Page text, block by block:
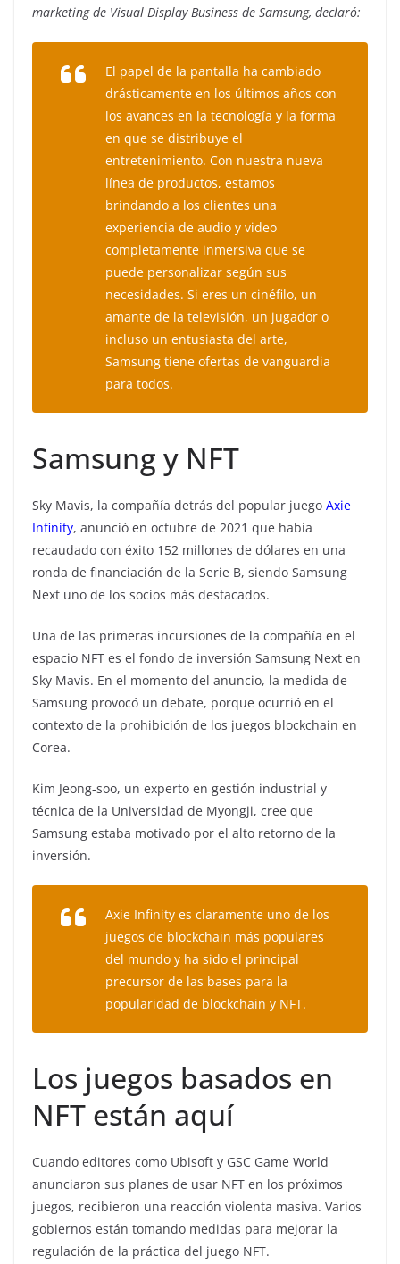
marketing de Visual Display Business de Samsung, declaró:
El papel de la pantalla ha cambiado
drásticamente en los últimos años con
los avances en la tecnología y la forma
en que se distribuye el
entretenimiento. Con nuestra nueva
línea de productos, estamos
brindando a los clientes una
experiencia de audio y video
completamente inmersiva que se
puede personalizar según sus
necesidades. Si eres un cinéfilo, un
amante de la televisión, un jugador o
incluso un entusiasta del arte,
Samsung tiene ofertas de vanguardia
para todos.
Samsung y NFT
Sky Mavis, la compañía detrás del popular juego Axie
Infinity, anunció en octubre de 2021 que había
recaudado con éxito 152 millones de dólares en una
ronda de financiación de la Serie B, siendo Samsung
Next uno de los socios más destacados.
Una de las primeras incursiones de la compañía en el
espacio NFT es el fondo de inversión Samsung Next en
Sky Mavis. En el momento del anuncio, la medida de
Samsung provocó un debate, porque ocurrió en el
contexto de la prohibición de los juegos blockchain en
Corea.
Kim Jeong-soo, un experto en gestión industrial y
técnica de la Universidad de Myongji, cree que
Samsung estaba motivado por el alto retorno de la
inversión.
Axie Infinity es claramente uno de los
juegos de blockchain más populares
del mundo y ha sido el principal
precursor de las bases para la
popularidad de blockchain y NFT.
Los juegos basados ​​en
NFT están aquí
Cuando editores como Ubisoft y GSC Game World
anunciaron sus planes de usar NFT en los próximos
juegos, recibieron una reacción violenta masiva. Varios
gobiernos están tomando medidas para mejorar la
regulación de la práctica del juego NFT.